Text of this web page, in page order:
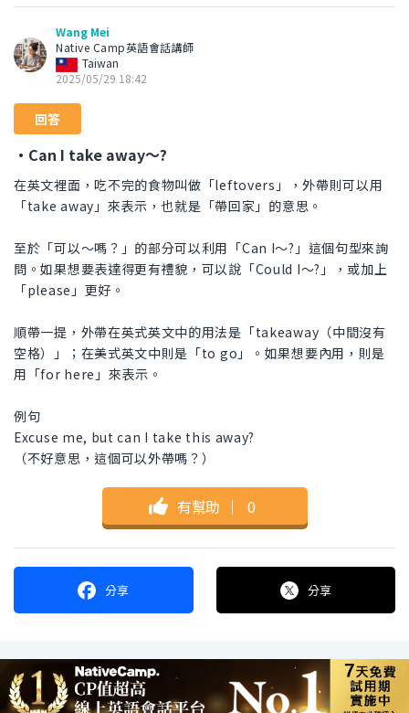
Wang Mei
Native Camp英語會話講師
Taiwan
2025/05/29 18:42
回答
・Can I take away～?
在英文裡面，吃不完的食物叫做「leftovers」，外帶則可以用
「take away」來表示，也就是「帶回家」的意思。
至於「可以～嗎？」的部分可以利用「Can I～?」這個句型來詢
問。如果想要表達得更有禮貌，可以說「Could I～?」，或加上
「please」更好。
順帶一提，外帶在英式英文中的用法是「takeaway（中間沒有
空格）」；在美式英文中則是「to go」。如果想要內用，則是
用「for here」來表示。
例句
Excuse me, but can I take this away?
（不好意思，這個可以外帶嗎？）
有幫助 ｜ 0
分享 分享